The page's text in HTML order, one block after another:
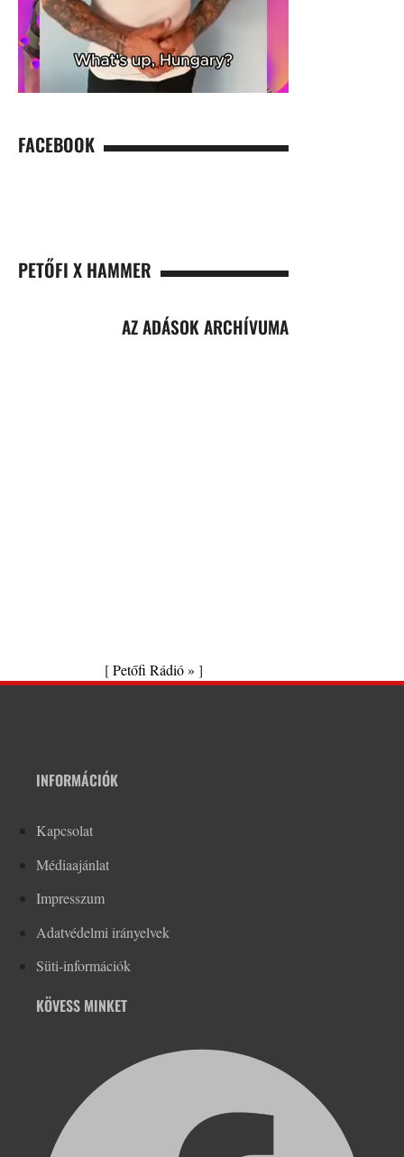
FACEBOOK
PETŐFI X HAMMER
AZ ADÁSOK ARCHÍVUMA
[Petőfi Rádió » ]
INFORMÁCIÓK
Kapcsolat
Médiaajánlat
Impresszum
Adatvédelmi irányelvek
Süti-információk
KÖVESS MINKET